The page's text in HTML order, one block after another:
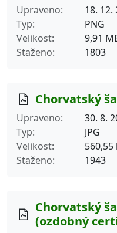
Upraveno
18. 12.
Typ
PNG
Velikost
9,91
Staženo
1803
Chorvatský
Upraveno
30. 8.
Typ
JPG
Velikost
560,55
Staženo
1943
Chorvatský
(ozdobný